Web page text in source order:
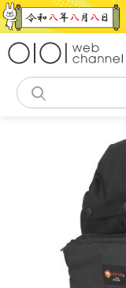
コ
ン